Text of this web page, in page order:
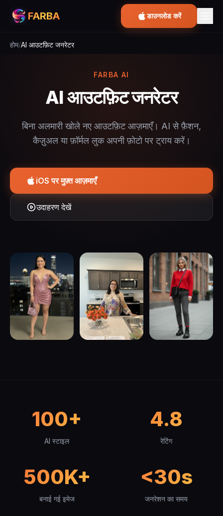
FARBA डाउनलोड करें
होम/AI आउटफ़िट जनरेटर
FARBA AI
AI आउटफ़िट जनरेटर
बिना अलमारी खोले नए आउटफ़िट आज़माएँ। AI से फ़ैशन,
कैज़ुअल या फ़ॉर्मल लुक अपनी फ़ोटो पर ट्राय करें।
iOS पर मुफ़्त आज़माएँ
उदाहरण देखें
100+
AI स्टाइल
4.8
रेटिंग
500K+
बनाई गई इमेज
<30s
जनरेशन का समय